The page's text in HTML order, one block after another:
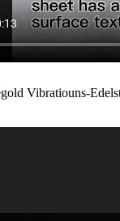
Vibratiouns-